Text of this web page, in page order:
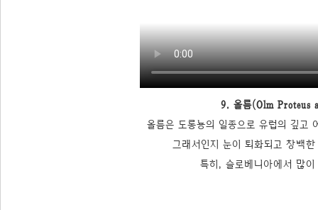
9. 올름(Olm Proteus
올름은 도롱뇽의 일종으로 유럽의 깊고
그래서인지 눈이 퇴화되고 창백
특히, 슬로베니아에서 많